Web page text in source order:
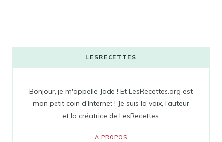
LESRECETTES
Bonjour, je m'appelle Jade ! Et LesRecettes.org est
mon petit coin d'Internet ! Je suis la voix, l'auteur
et la créatrice de LesRecettes.
A PROPOS